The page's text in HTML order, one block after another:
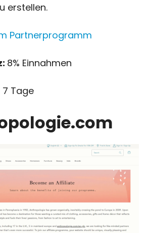
erstellen.
Partnerprogramm
8% Einnahmen
7 Tage